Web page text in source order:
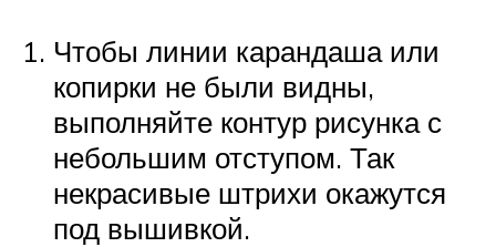
Чтобы линии карандаша или
копирки не были видны,
выполняйте контур рисунка с
небольшим отступом. Так
некрасивые штрихи окажутся
под вышивкой.